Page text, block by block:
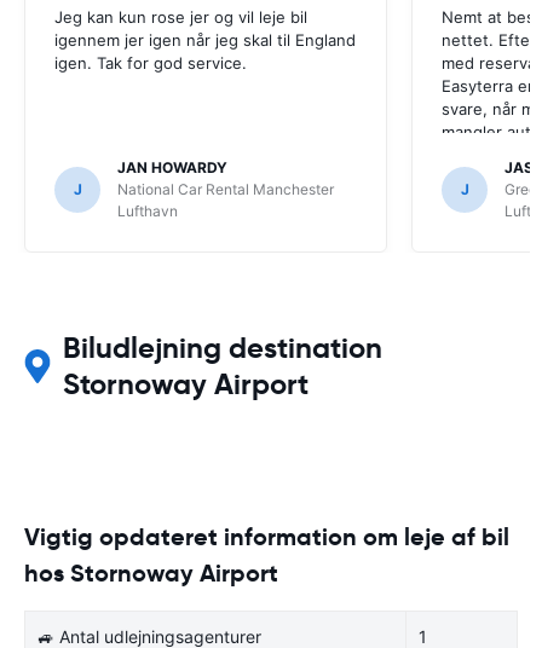
Jeg kan kun rose jer og vil leje bil
igennem jer igen når jeg skal til England
igen. Tak for god service.
J
JAN HOWARDY
National Car Rental Manchester
Lufthavn
Nemt at
nettet.
med
Easyterra er
svare, når
mangler
modtaget
kontakte
J
Biludlejning destination
Stornoway Airport
Vigtig opdateret information om leje af bil
hos Stornoway Airport
🚙 Antal udlejningsagenturer 1